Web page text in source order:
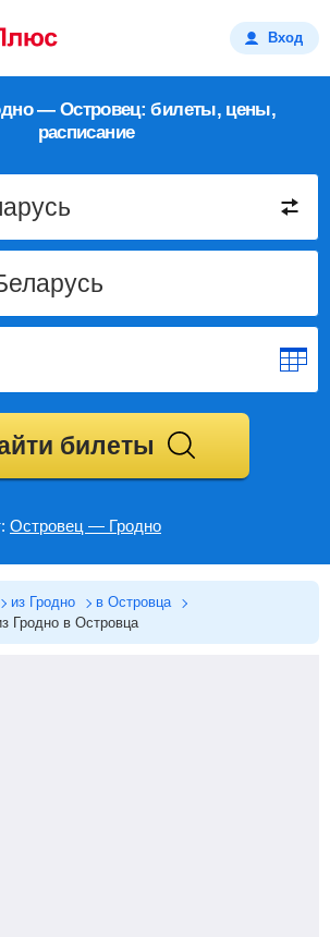
Вход
— Островец: билеты, цены,
расписание
билеты
Островец — Гродно
из Гродно
в Островца
Гродно в Островца